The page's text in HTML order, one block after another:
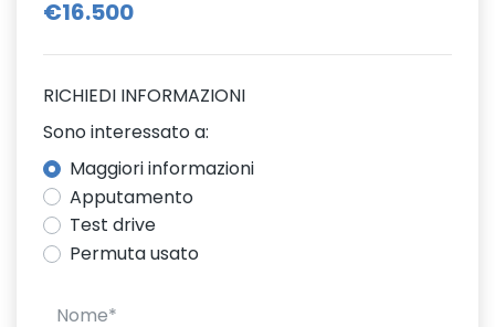
€16.500
RICHIEDI INFORMAZIONI
Sono interessato a:
Maggiori informazioni
Apputamento
Test drive
Permuta usato